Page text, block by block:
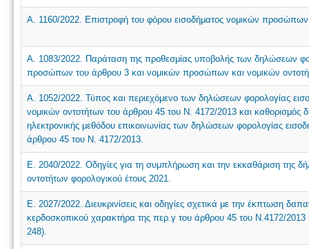
Α. 1160/2022. Επιστροφή του φόρου εισοδήματος νομικών προσώπων
Α. 1083/2022. Παράταση της προθεσμίας υποβολής των δηλώσεων
προσώπων του άρθρου 3 και νομικών προσώπων και νομικών
Α. 1052/2022. Τύπος και περιεχόμενο των δηλώσεων φορολογίας
νομικών οντοτήτων του άρθρου 45 του Ν. 4172/2013 και καθορισμός
ηλεκτρονικής μεθόδου επικοινωνίας των δηλώσεων φορολογίας
άρθρου 45 του Ν. 4172/2013.
Ε. 2040/2022. Οδηγίες για τη συμπλήρωση και την εκκαθάριση της
οντοτήτων φορολογικού έτους 2021.
Ε. 2027/2022. Διευκρινίσεις και οδηγίες σχετικά με την έκπτωση
κερδοσκοπικού χαρακτήρα της περ.γ του άρθρου 45 του Ν.4172/
248).